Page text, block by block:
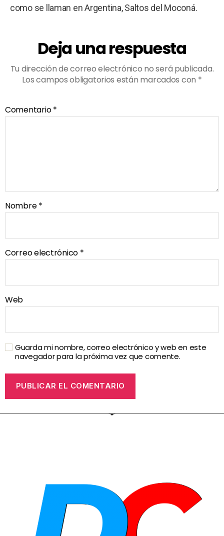
como se llaman en Argentina, Saltos del Moconá.
Deja una respuesta
Tu dirección de correo electrónico no será publicada.
Los campos obligatorios están marcados con *
Comentario*
Nombre*
Correo electrónico *
Web
Guarda mi nombre, correo electrónico y web en este
navegador para la próxima vez que comente.